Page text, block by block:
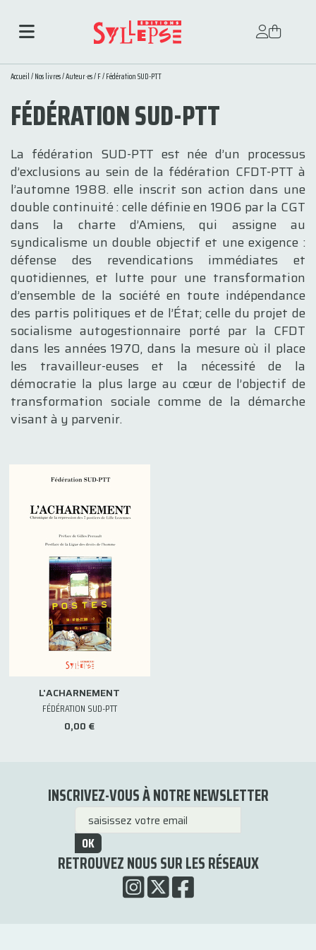
Accueil/Nos livres/Auteur·es/F/ Fédération SUD-PTT
FÉDÉRATION SUD-PTT
La fédération SUD-PTT est née d’un processus
d’exclusions au sein de la fédération CFDT-PTT à
l’automne 1988. elle inscrit son action dans une
double continuité : celle définie en 1906 par la CGT
dans la charte d’Amiens, qui assigne au
syndicalisme un double objectif et une exigence :
défense des revendications immédiates et
quotidiennes, et lutte pour une transformation
d’ensemble de la société en toute indépendance
des partis politiques et de l’État; celle du projet de
socialisme autogestionnaire porté par la CFDT
dans les années 1970, dans la mesure où il place
les travailleur-euses et la nécessité de la
démocratie la plus large au cœur de l’objectif de
transformation sociale comme de la démarche
visant à y parvenir.
L'ACHARNEMENT
FÉDÉRATION SUD-PTT
0,00 €
INSCRIVEZ-VOUS À NOTRE NEWSLETTER
OK
RETROUVEZ NOUS SUR LES RÉSEAUX